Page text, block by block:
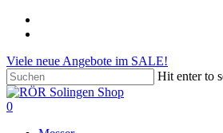
Skip
content
Viele neue Angebote im SALE!
Hit enter to
Close
Search
search
account
0